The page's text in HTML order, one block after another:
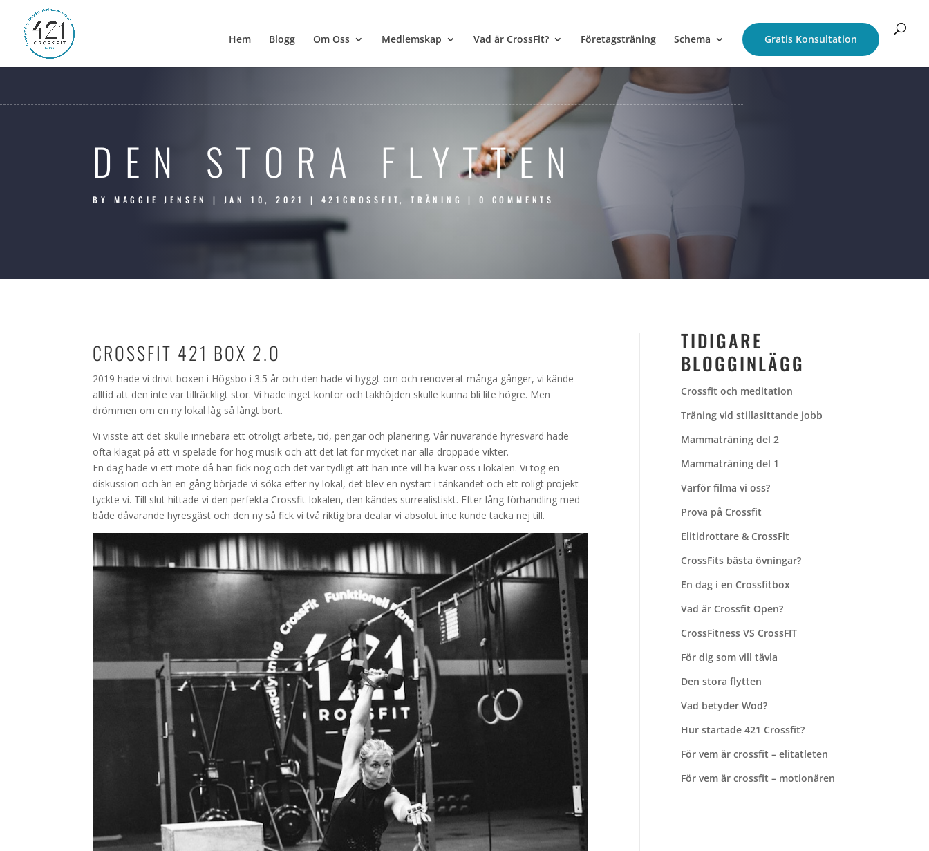
Hem Blogg Om Oss Medlemskap Vad är CrossFit? Företagsträning Schema Gratis Konsultation
DEN STORA FLYTTEN
BY MAGGIE JENSEN | JAN 10, 2021 | 421CROSSFIT,TRÄNING |0 COMMENTS
CROSSFIT 421 BOX 2.O
2019 hade vi drivit boxen i Högsbo i 3.5 år och den hade vi byggt om och renoverat många gånger, vi kände
alltid att den inte var tillräckligt stor. Vi hade inget kontor och takhöjden skulle kunna bli lite högre. Men
drömmen om en ny lokal låg så långt bort.
Vi visste att det skulle innebära ett otroligt arbete, tid, pengar och planering. Vår nuvarande hyresvärd hade
ofta klagat på att vi spelade för hög musik och att det lät för mycket när alla droppade vikter.
En dag hade vi ett möte då han fick nog och det var tydligt att han inte vill ha kvar oss i lokalen. Vi tog en
diskussion och än en gång började vi söka efter ny lokal, det blev en nystart i tänkandet och ett roligt projekt
tyckte vi. Till slut hittade vi den perfekta Crossfit-lokalen, den kändes surrealistiskt. Efter lång förhandling med
både dåvarande hyresgäst och den ny så fick vi två riktig bra dealar vi absolut inte kunde tacka nej till.
TIDIGARE
BLOGGINLÄGG
Crossfit och meditation
Träning vid stillasittande jobb
Mammaträning del 2
Mammaträning del 1
Varför filma vi oss?
Prova på Crossfit
Elitidrottare & CrossFit
CrossFits bästa övningar?
En dag i en Crossfitbox
Vad är Crossfit Open?
CrossFitness VS CrossFIT
För dig som vill tävla
Den stora flytten
Vad betyder Wod?
Hur startade 421 Crossfit?
För vem är crossfit – elitatleten
För vem är crossfit – motionären